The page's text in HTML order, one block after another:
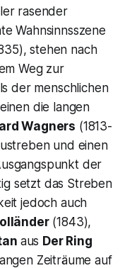
rasender
Wahnsinnsszene
stehen nach
Weg zur
der menschlichen
die langen
Wagners (1813-
und einen
der
setzt das Streben
jedoch auch
(1843),
aus Der Ring
Zeiträume auf